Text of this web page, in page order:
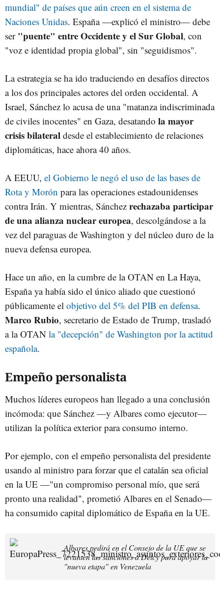
mundial" de países que aún creen en el sistema de
Naciones Unidas. España —explicó el ministro— debe
ser "puente" entre Occidente y el Sur Global, con
"voz e identidad propia global", sin "seguidismos".
La estrategia se ha ido traduciendo en desafíos directos
a los dos principales actores del orden occidental. A
Israel, Sánchez lo acusa de una "matanza indiscriminada
de civiles inocentes" en Gaza, desatando la mayor
crisis bilateral desde el establecimiento de relaciones
diplomáticas, hace ahora 40 años.
A EEUU, el Gobierno le negó el uso de las bases de
Rota y Morón para las operaciones estadounidenses
contra Irán. Y mientras, Sánchez rechazaba participar
de una alianza nuclear europea, descolgándose a la
vez del paraguas de Washington y del núcleo duro de la
nueva defensa europea.
Hace un año, en la cumbre de la OTAN en La Haya,
España ya había sido el único aliado que cuestionó
públicamente el objetivo del 5% del PIB en defensa.
Marco Rubio, secretario de Estado de Trump, trasladó
a la OTAN la "decepción" de Washington por la actitud
española.
Empeño personalista
Muchos líderes europeos han llegado a una conclusión
incómoda: que Sánchez —y Albares como ejecutor—
utilizan la política exterior para consumo interno.
Por ejemplo, con el empeño personalista del presidente
usando al ministro para forzar que el catalán sea oficial
en la UE —"un compromiso personal mío, que será
pronto una realidad", prometió Albares en el Senado—
ha consumido capital diplomático de España en la UE.
Albares pedirá en el Consejo de la UE que se
levanten las sanciones a Delcy para apoyar la
"nueva etapa" en Venezuela